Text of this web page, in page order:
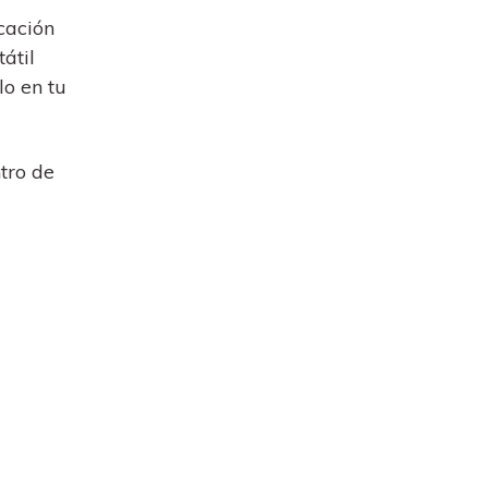
en tu
de